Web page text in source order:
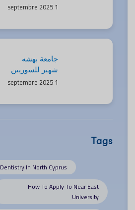
2025 | منح
1 septembre 2025
جامعة بهشه
شهير للسوريين
2025 | فرص
مميزة
1 septembre 2025
Tags
Dentistry In North Cyprus
How To Apply To Near East
University